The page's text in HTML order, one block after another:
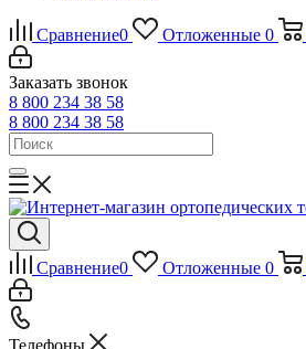
Сравнение0 Отложенные 0
Заказать звонок
8 800 234 38 58
8 800 234 38 58
Сравнение0 Отложенные 0
Телефоны